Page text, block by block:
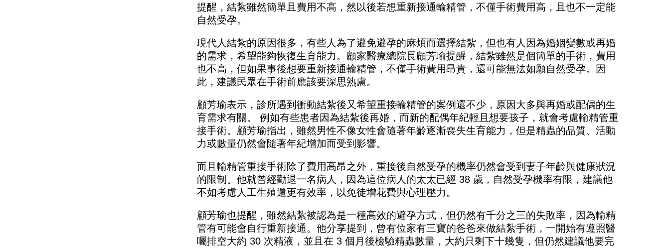
提醒，結紮雖然簡單且費用不高，然以後若想重新接通輸精管，不僅手術費用高，且也不一定能
自然受孕。
現代人結紮的原因很多，有些人為了避免避孕的麻煩而選擇結紮，但也有人因為婚姻變數或再婚
的需求，希望能夠恢復生育能力。顧家醫療總院長顧芳瑜提醒，結紮雖然是個簡單的手術，費用
也不高，但如果事後想要重新接通輸精管，不僅手術費用昂貴，還可能無法如願自然受孕。因
此，建議民眾在手術前應該要深思熟慮。
顧芳瑜表示，診所遇到衝動結紮後又希望重接輸精管的案例還不少，原因大多與再婚或配偶的生
育需求有關。 例如有些患者因為結紮後再婚，而新的配偶年紀輕且想要孩子，就會考慮輸精管重
接手術。顧芳瑜指出，雖然男性不像女性會隨著年齡逐漸喪失生育能力，但是精蟲的品質、活動
力或數量仍然會隨著年紀增加而受到影響。
而且輸精管重接手術除了費用高昂之外，重接後自然受孕的機率仍然會受到妻子年齡與健康狀況
的限制。他就曾經勸退一名病人，因為這位病人的太太已經 38 歲，自然受孕機率有限，建議他
不如考慮人工生殖還更有效率，以免徒增花費與心理壓力。
顧芳瑜也提醒，雖然結紮被認為是一種高效的避孕方式，但仍然有千分之三的失敗率，因為輸精
管有可能會自行重新接通。他分享提到，曾有位家有三寶的爸爸來做結紮手術，一開始有遵照醫
囑排空大約 30 次精液，並且在 3 個月後檢驗精蟲數量，大約只剩下十幾隻，但仍然建議他要完